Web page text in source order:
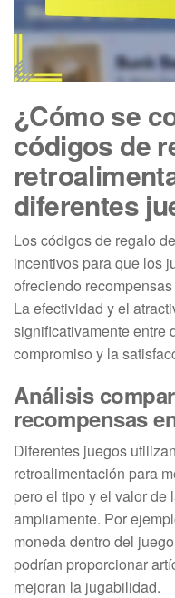
¿Cómo se
códigos de
diferentes
Los códigos de regalo
incentivos para que los
ofreciendo
La efectividad y el
significativamente entre
compromiso y la
Análisis
recompensas
Diferentes juegos
retroalimentación para
pero el tipo y el valor de
ampliamente. Por
moneda dentro del
podrían proporcionar
mejoran la jugabilidad.